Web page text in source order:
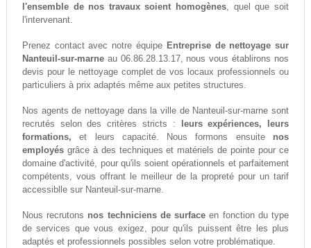
l'ensemble de nos travaux soient homogènes, quel que soit
l'intervenant.
Prenez contact avec notre équipe Entreprise de nettoyage sur
Nanteuil-sur-marneau 06.86.28.13.17, nous vous établirons nos
devis pour le nettoyage complet de vos locaux professionnels ou
particuliers à prix adaptés même aux petites structures.
Nos agents de nettoyage dans la ville de Nanteuil-sur-marne sont
recrutés selon des critères stricts :
leurs expériences, leurs
formations, et leurs capacité. Nous formons ensuite nos
employésgrâce à des techniques et matériels de pointe pour ce
domaine d'activité, pour qu'ils soient opérationnels et parfaitement
compétents, vous offrant le meilleur de la propreté pour un tarif
accessiblle sur Nanteuil-sur-marne.
Nous recrutons nos techniciens de surface en fonction du type
de services que vous exigez, pour qu'ils puissent être les plus
adaptés et professionnels possibles selon votre problématique.